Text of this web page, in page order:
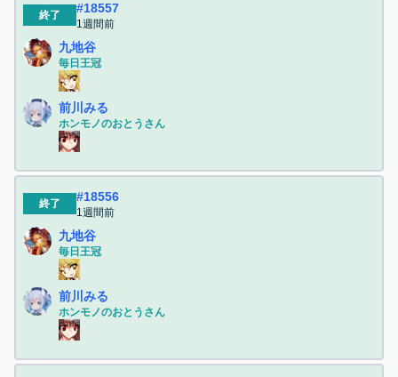
終了 #18557
1週間前
九地谷
毎日王冠
前川みる
ホンモノのおとうさん
終了 #18556
1週間前
九地谷
毎日王冠
前川みる
ホンモノのおとうさん